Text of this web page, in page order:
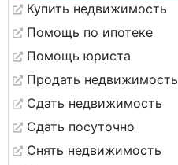
Купить недвижимость
Помощь по ипотеке
Помощь юриста
Продать недвижимость
Сдать недвижимость
Сдать посуточно
Снять недвижимость